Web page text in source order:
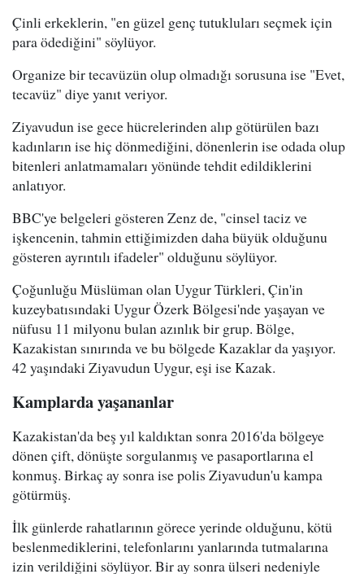
Çinli erkeklerin, "en güzel genç tutukluları seçmek için
para ödediğini" söylüyor.
Organize bir tecavüzün olup olmadığı sorusuna ise "Evet,
tecavüz" diye yanıt veriyor.
Ziyavudun ise gece hücrelerinden alıp götürülen bazı
kadınların ise hiç dönmediğini, dönenlerin ise odada olup
bitenleri anlatmamaları yönünde tehdit edildiklerini
anlatıyor.
BBC'ye belgeleri gösteren Zenz de, "cinsel taciz ve
işkencenin, tahmin ettiğimizden daha büyük olduğunu
gösteren ayrıntılı ifadeler" olduğunu söylüyor.
Çoğunluğu Müslüman olan Uygur Türkleri, Çin'in
kuzeybatısındaki Uygur Özerk Bölgesi'nde yaşayan ve
nüfusu 11 milyonu bulan azınlık bir grup. Bölge,
Kazakistan sınırında ve bu bölgede Kazaklar da yaşıyor.
42 yaşındaki Ziyavudun Uygur, eşi ise Kazak.
Kamplarda yaşananlar
Kazakistan'da beş yıl kaldıktan sonra 2016'da bölgeye
dönen çift, dönüşte sorgulanmış ve pasaportlarına el
konmuş. Birkaç ay sonra ise polis Ziyavudun'u kampa
götürmüş.
İlk günlerde rahatlarının görece yerinde olduğunu, kötü
beslenmediklerini, telefonlarını yanlarında tutmalarına
izin verildiğini söylüyor. Bir ay sonra ülseri nedeniyle